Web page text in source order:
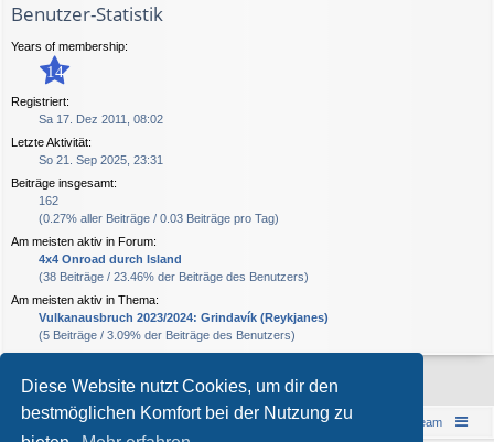
Diese Website nutzt Cookies, um dir den
bestmöglichen Komfort bei der Nutzung zu
Benutzer-Statistik
Years of membership:
14
Registriert:
Sa 17. Dez 2011, 08:02
Letzte Aktivität:
So 21. Sep 2025, 23:31
Beiträge insgesamt:
162
(0.27% aller Beiträge / 0.03 Beiträge pro Tag)
Am meisten aktiv in Forum:
4x4 Onroad durch Island
(38 Beiträge / 23.46% der Beiträge des Benutzers)
Am meisten aktiv in Thema:
Vulkanausbruch 2023/2024: Grindavík (Reykjanes)
(5 Beiträge / 3.09% der Beiträge des Benutzers)
Islandreise Portal Foren-Übersicht Das Team